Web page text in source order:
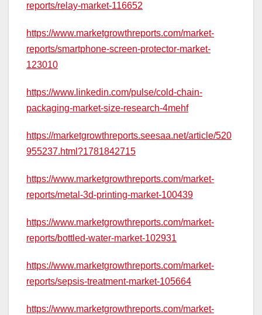
reports/relay-market-116652
https://www.marketgrowthreports.com/market-
reports/smartphone-screen-protector-market-
123010
https://www.linkedin.com/pulse/cold-chain-
packaging-market-size-research-4mehf
https://marketgrowthreports.seesaa.net/article/520
955237.html?1781842715
https://www.marketgrowthreports.com/market-
reports/metal-3d-printing-market-100439
https://www.marketgrowthreports.com/market-
reports/bottled-water-market-102931
https://www.marketgrowthreports.com/market-
reports/sepsis-treatment-market-105664
https://www.marketgrowthreports.com/market-